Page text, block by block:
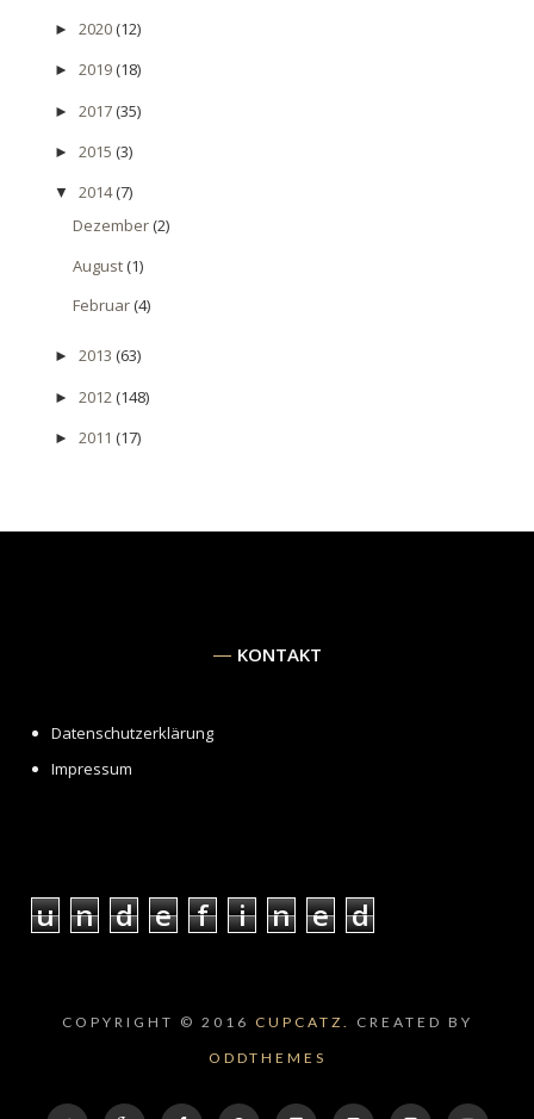
► 2020(12)
► 2019(18)
► 2017(35)
► 2015 (3)
▼ 2014(7)
Dezember(2)
August(1)
Februar(4)
► 2013 (63)
► 2012(148)
► 2011 (17)
KONTAKT
Datenschutzerklärung
Impressum
u n d e f i n e d
COPYRIGHT © 2016 CUPCATZ.
CREATED BY
ODDTHEMES